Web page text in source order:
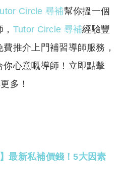
Circle 尋補幫你搵一個
Tutor Circle 尋補經驗豐
推介上門補習導師服務，
心意嘅導師！立即點擊
多！
最新私補價錢！5大因素